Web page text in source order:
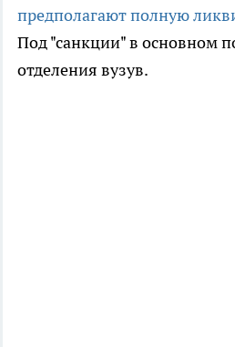
предполагают полную
Под "санкции" в основном
отделения вузув.